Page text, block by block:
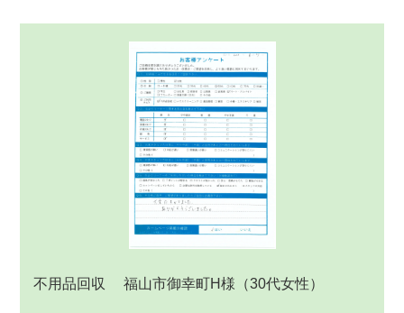
不用品回収 福山市御幸町H様 （30代女性）